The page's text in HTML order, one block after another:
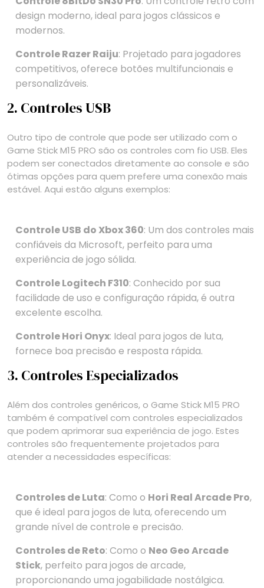
design moderno, ideal para jogos clássicos e
modernos.
Controle Razer Raiju: Projetado para jogadores
competitivos, oferece botões multifuncionais e
personalizáveis.
2. Controles USB
Outro tipo de controle que pode ser utilizado com o
Game Stick M15 PRO são os controles com fio USB. Eles
podem ser conectados diretamente ao console e são
ótimas opções para quem prefere uma conexão mais
estável. Aqui estão alguns exemplos:
Controle USB do Xbox 360: Um dos controles mais
confiáveis da Microsoft, perfeito para uma
experiência de jogo sólida.
Controle Logitech F310: Conhecido por sua
facilidade de uso e configuração rápida, é outra
excelente escolha.
Controle Hori Onyx: Ideal para jogos de luta,
fornece boa precisão e resposta rápida.
3. Controles Especializados
Além dos controles genéricos, o Game Stick M15 PRO
também é compatível com controles especializados
que podem aprimorar sua experiência de jogo. Estes
controles são frequentemente projetados para
atender a necessidades específicas:
Controles de Luta: Como o Hori Real Arcade Pro,
que é ideal para jogos de luta, oferecendo um
grande nível de controle e precisão.
Controles de Reto: Como o Neo Geo Arcade
Stick, perfeito para jogos de arcade,
proporcionando uma jogabilidade nostálgica.